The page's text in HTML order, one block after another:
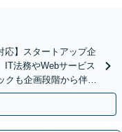
応】スタートアップ企
IT法務やWebサービス
クも企画段階から伴走